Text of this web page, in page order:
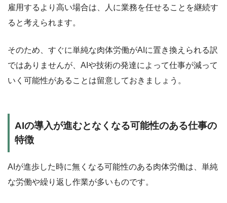
雇用するより高い場合は、人に業務を任せることを継続す
ると考えられます。
そのため、すぐに単純な肉体労働がAIに置き換えられる訳
ではありませんが、AIや技術の発達によって仕事が減って
いく可能性があることは留意しておきましょう。
AIの導入が進むとなくなる可能性のある仕事の
特徴
AIが進歩した時に無くなる可能性のある肉体労働は、単純
な労働や繰り返し作業が多いものです。